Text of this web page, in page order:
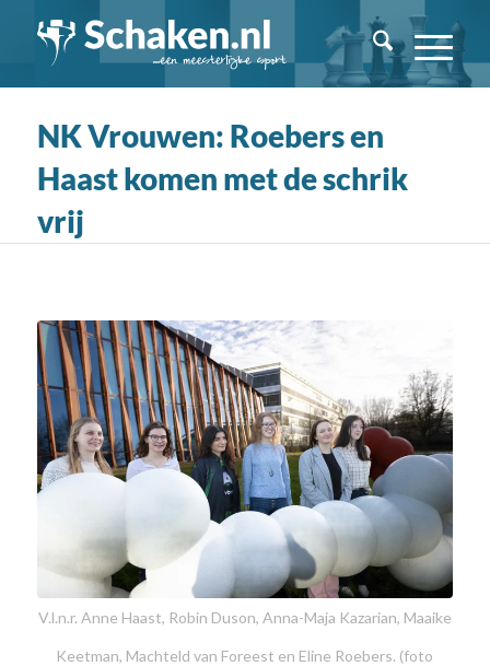
NK Vrouwen: Roebers en
Haast komen met de schrik
vrij
V.l.n.r. Anne Haast, Robin Duson, Anna-Maja Kazarian, Maaike
Keetman, Machteld van Foreest en Eline Roebers. (foto